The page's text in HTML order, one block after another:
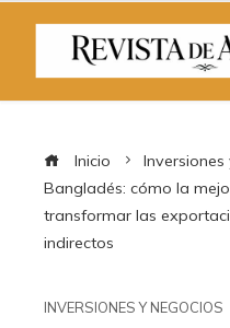
Inicio
Bangladés: cómo la
transformar las
indirectos
INVERSIONES Y NEGOCIOS